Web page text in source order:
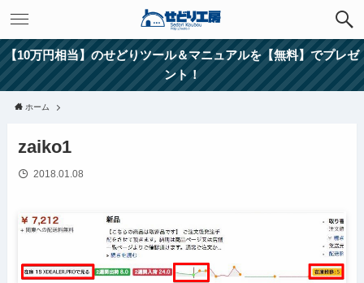
【10万円相当】のせどりツール＆マニュアルを【無料】でプレゼ
ント！
ホーム
zaiko1
2018.01.08